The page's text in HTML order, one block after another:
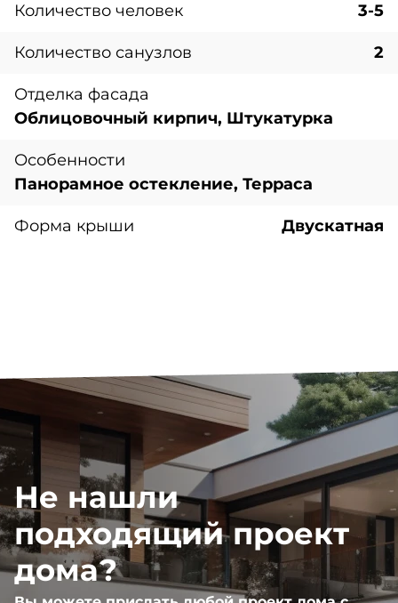
Количество человек 3-5
Количество санузлов 2
Отделка фасада
Облицовочный кирпич, Штукатурка
Особенности
Панорамное остекление, Терраса
Форма крыши Двускатная
Не нашли
подходящий проект
дома?